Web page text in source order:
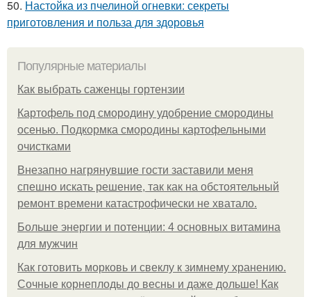
50. Настойка из пчелиной огневки: секреты
приготовления и польза для здоровья
Популярные материалы
Как выбрать саженцы гортензии
Картофель под смородину удобрение смородины
осенью. Подкормка смородины картофельными
очистками
Внезапно нагрянувшие гости заставили меня
спешно искать решение, так как на обстоятельный
ремонт времени катастрофически не хватало.
Больше энергии и потенции: 4 основных витамина
для мужчин
Как готовить морковь и свеклу к зимнему хранению.
Сочные корнеплоды до весны и даже дольше! Как